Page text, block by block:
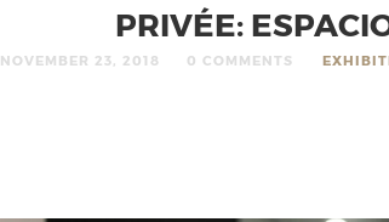
PRIVÉE:
NOVEMBER 23, 2018 0 COMMENTS